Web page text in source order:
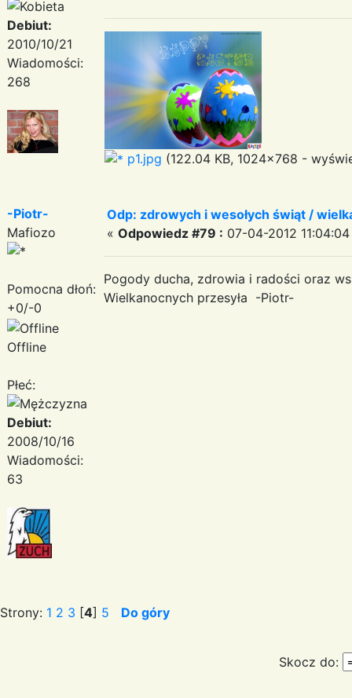
Debiut:
2010/10/21
Wiadomości:
268
p1.jpg (122.04 KB, 1024x768 -
-Piotr-
Mafiozo
Pomocna dłoń:
+0/-0
Offline
Płeć:
Debiut:
2008/10/16
Wiadomości:
63
Odp: zdrowych i wesołych świąt /
« Odpowiedz #79 : 07-04-2012
Pogody ducha, zdrowia i radości oraz
Wielkanocnych przesyła -Piotr-
Strony: 1 2 3 [4] 5 Do góry
Skocz do: